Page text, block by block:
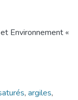
Environnement «
, argiles,